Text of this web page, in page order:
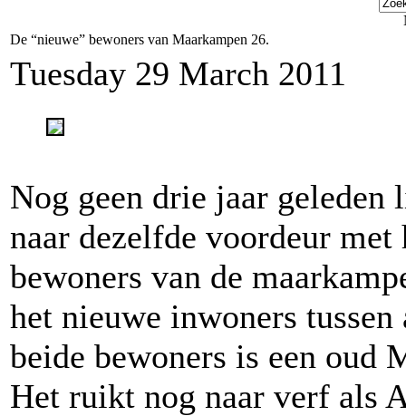
De “nieuwe” bewoners van Maarkampen 26.
Tuesday 29 March 2011
Nog geen drie jaar
naar dezelfde voordeur
bewoners van de
het nieuwe inwoners
beide bewoners is een oud
Het ruikt nog naar verf als